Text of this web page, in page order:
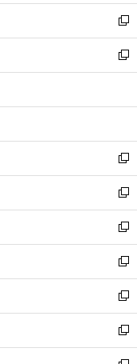
開
く
ウ
で
開
く
ン
ド
ウ
で
開
ウ
ィ
ン
ド
ウ
開
し
い
ウ
ィ
ン
ウ
開
く
新
し
い
ウ
ン
ウ
で
開
く
新
し
ウ
ン
ド
ウ
で
開
く
新
し
い
ウ
ィ
ン
ド
ウ
で
開
く
新
し
い
ウ
ィ
ン
ド
ウ
で
開
新
し
い
ウ
ィ
ン
ド
ウ
新
し
い
ウ
ィ
ン
新
し
い
ウ
新
し